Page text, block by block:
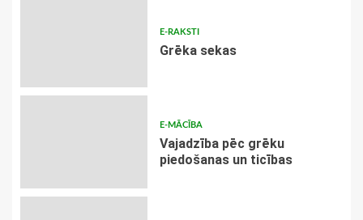
E-RAKSTI
Grēka sekas
E-MĀCĪBA
Vajadzība pēc grēku
piedošanas un ticības